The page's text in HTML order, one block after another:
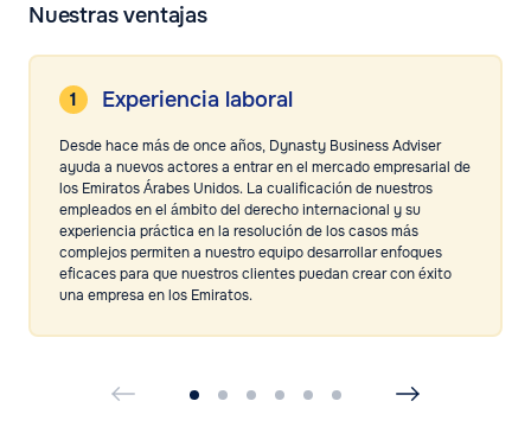
Nuestras ventajas
Experiencia laboral
Desde hace más de once años, Dynasty Business Adviser
ayuda a nuevos actores a entrar en el mercado empresarial de
los Emiratos Árabes Unidos. La cualificación de nuestros
empleados en el ámbito del derecho internacional y su
experiencia práctica en la resolución de los casos más
complejos permiten a nuestro equipo desarrollar enfoques
eficaces para que nuestros clientes puedan crear con éxito
una empresa en los Emiratos.